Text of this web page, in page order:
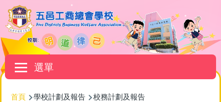
移至主內容
選單
Main
navigation
導
首頁 學校計劃及報告 校務計劃及報告